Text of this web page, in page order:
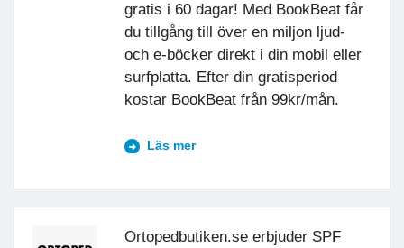
gratis i 60 dagar! Med BookBeat får
du tillgång till över en miljon ljud-
och e-böcker direkt i din mobil eller
surfplatta. Efter din gratisperiod
kostar BookBeat från 99kr/mån.
Läs mer
Ortopedbutiken.se erbjuder SPF